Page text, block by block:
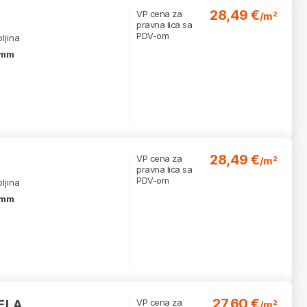
VP cena za
pravna lica sa
PDV-om
28,49 €/m²
VP cena za
pravna lica sa
PDV-om
28,49 €/m²
VP cena za